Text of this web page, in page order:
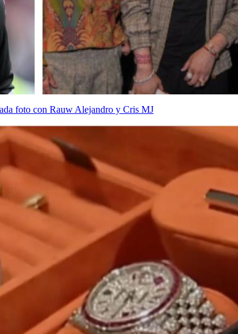
foto con Rauw Alejandro y Cris MJ